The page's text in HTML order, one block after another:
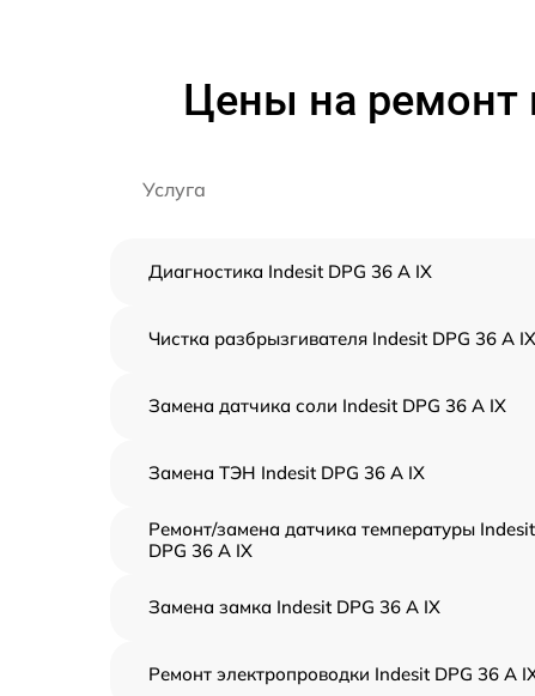
Цены на ремонт
Услуга
Диагностика Indesit DPG 36 A IX
Чистка разбрызгивателя Indesit DPG 36 A IX
Замена датчика соли Indesit DPG 36 A IX
Замена ТЭН Indesit DPG 36 A IX
Ремонт/замена датчика температуры Indesit
DPG 36 A IX
Замена замка Indesit DPG 36 A IX
Ремонт электропроводки Indesit DPG 36 A